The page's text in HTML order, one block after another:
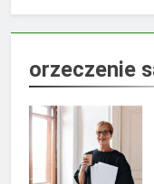
orzeczenie